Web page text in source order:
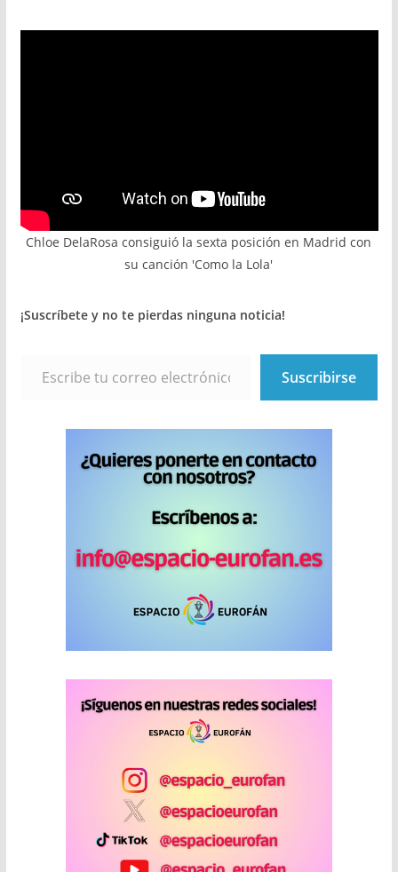
Chloe DelaRosa consiguió la sexta posición en Madrid con
su canción 'Como la Lola'
¡Suscríbete y no te pierdas ninguna noticia!
Suscribirse